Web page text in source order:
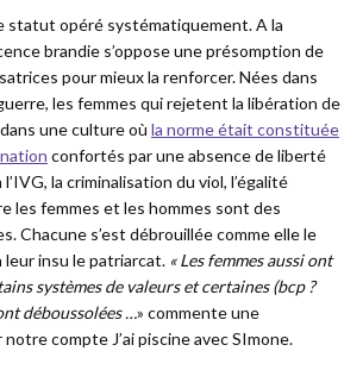
statut opéré systématiquement. A la
brandie s’oppose une présomption de
pour mieux la renforcer. Nées dans
les femmes qui rejetent la libération de
une culture où la norme était constituée
confortés par une absence de liberté
la criminalisation du viol, l’égalité
les femmes et les hommes sont des
Chacune s’est débrouillée comme elle le
insu le patriarcat. « Les femmes aussi ont
systèmes de valeurs et certaines (bcp ?
déboussolées …» commente une
compte J’ai piscine avec SImone.